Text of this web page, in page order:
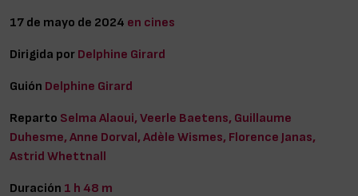
17 de mayo de 2024 en cines
Dirigida por Delphine Girard
Guión Delphine Girard
Reparto Selma Alaoui, Veerle Baetens, Guillaume
Duhesme, Anne Dorval, Adèle Wismes, Florence Janas,
Astrid Whettnall
Duración 1 h 48 m